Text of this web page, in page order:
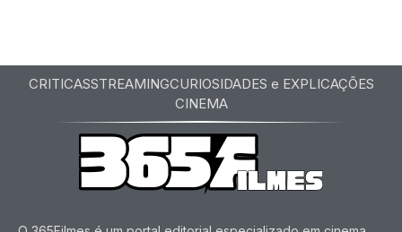
CRITICASSTREAMINGCURIOSIDADES e EXPLICAÇÕES
CINEMA